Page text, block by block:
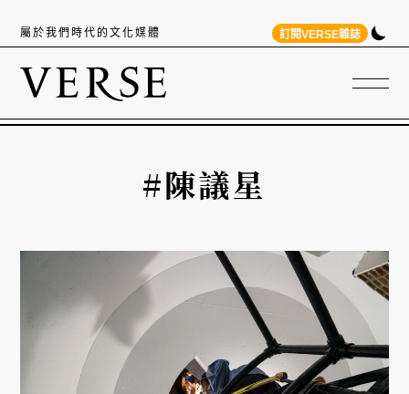
屬於我們時代的文化媒體 訂閱VERSE雜誌
#陳議星